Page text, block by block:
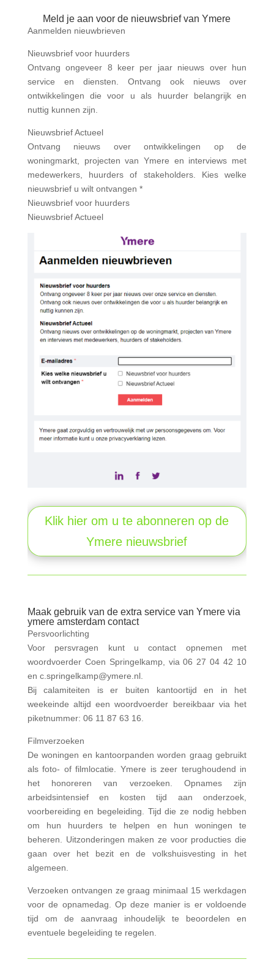
Meld je aan voor de nieuwsbrief van Ymere
Aanmelden nieuwbrieven
Nieuwsbrief voor huurders
Ontvang ongeveer 8 keer per jaar nieuws over hun
service en diensten. Ontvang ook nieuws over
ontwikkelingen die voor u als huurder belangrijk en
nuttig kunnen zijn.
Nieuwsbrief Actueel
Ontvang nieuws over ontwikkelingen op de
woningmarkt, projecten van Ymere en interviews met
medewerkers, huurders of stakeholders. Kies welke
nieuwsbrief u wilt ontvangen *
Nieuwsbrief voor huurders
Nieuwsbrief Actueel
Klik hier om u te abonneren op de
Ymere nieuwsbrief
Maak gebruik van de extra service van Ymere via
ymere amsterdam contact
Persvoorlichting
Voor persvragen kunt u contact opnemen met
woordvoerder Coen Springelkamp, via 06 27 04 42 10
en c.springelkamp@ymere.nl.
Bij calamiteiten is er buiten kantoortijd en in het
weekeinde altijd een woordvoerder bereikbaar via het
piketnummer: 06 11 87 63 16.
Filmverzoeken
De woningen en kantoorpanden worden graag gebruikt
als foto- of filmlocatie. Ymere is zeer terughoudend in
het honoreren van verzoeken. Opnames zijn
arbeidsintensief en kosten tijd aan onderzoek,
voorbereiding en begeleiding. Tijd die ze nodig hebben
om hun huurders te helpen en hun woningen te
beheren. Uitzonderingen maken ze voor producties die
gaan over het bezit en de volkshuisvesting in het
algemeen.
Verzoeken ontvangen ze graag minimaal 15 werkdagen
voor de opnamedag. Op deze manier is er voldoende
tijd om de aanvraag inhoudelijk te beoordelen en
eventuele begeleiding te regelen.